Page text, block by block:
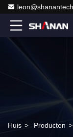
Huis > Producten >